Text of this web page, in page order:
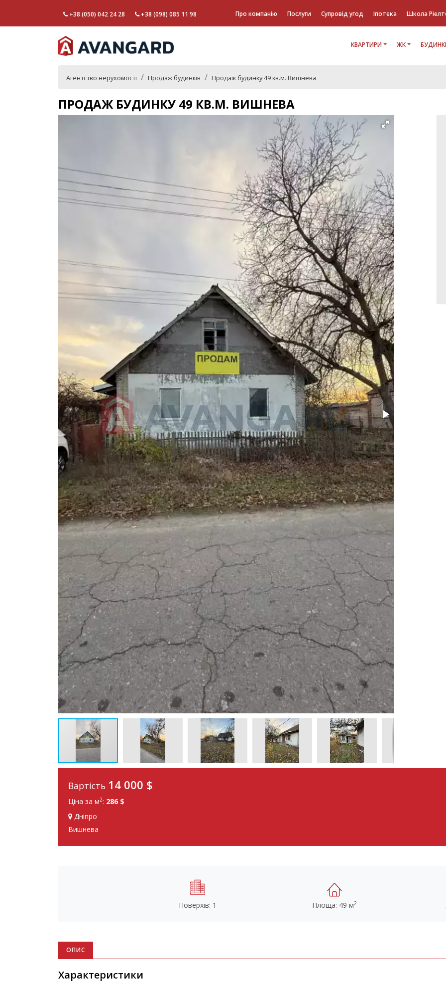
+38 (050) 042 24 28 +38 (098) 085 11 98 Про компанію Послуги Супровід угод Іпотека Школа
КВАРТИРИ ЖК
Агентство нерухомості Продаж будинків Продаж будинку 49 кв.м. Вишнева
ПРОДАЖ БУДИНКУ 49 КВ.М. ВИШНЕВА
Вартість 14 000 $
Ціна за м2: 286 $
Дніпро
Вишнева
Поверхів: 1 Площа: 49 м2
ОПИС
Характеристики